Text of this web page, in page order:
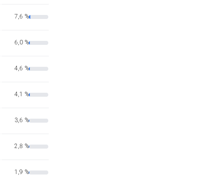
7,6 %
6,0 %
4,6 %
4,1 %
3,6 %
2,8 %
1,9 %